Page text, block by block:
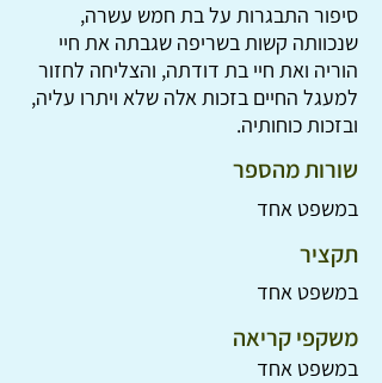
סיפור התבגרות על בת חמש עשרה,
שנכוותה קשות בשריפה שגבתה את חיי
הוריה ואת חיי בת דודתה, והצליחה לחזור
למעגל החיים בזכות אלה שלא ויתרו עליה,
ובזכות כוחותיה.
שורות מהספר
במשפט אחד
תקציר
במשפט אחד
משקפי קריאה
במשפט אחד